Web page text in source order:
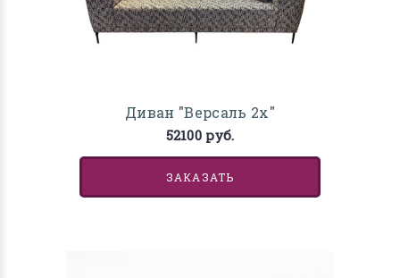
Диван "Версаль 2х"
52100 руб.
ЗАКАЗАТЬ